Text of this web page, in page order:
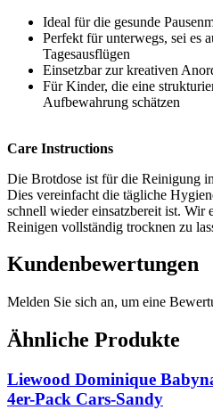
Ideal für die gesunde
Perfekt für unterwegs, sei es
Tagesausflügen
Einsetzbar zur kreativen
Für Kinder, die eine
Aufbewahrung schätzen
Care Instructions
Die Brotdose ist für die Reinigung
Dies vereinfacht die tägliche
schnell wieder einsatzbereit ist. Wir
Reinigen vollständig trocknen zu
Kundenbewertungen
Melden Sie sich an, um eine
Ähnliche Produkte
Liewood Dominique
4er-Pack Cars-Sandy